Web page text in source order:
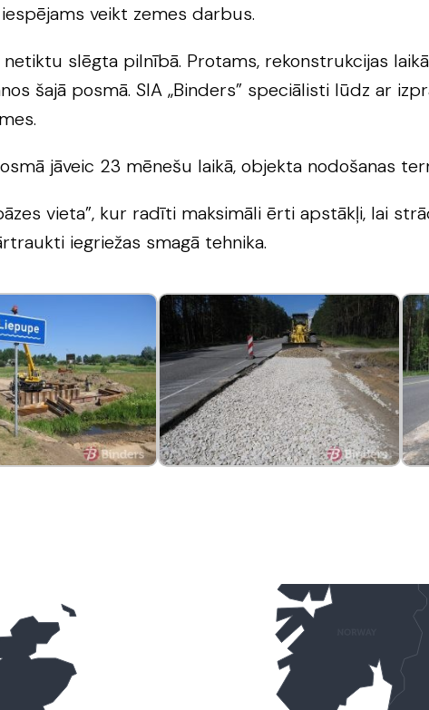
veikt zemes darbus.
slēgta pilnībā. Protams, rekonstrukcijas
šajā posmā. SIA „Binders” speciālisti lūdz ar
jāveic 23 mēnešu laikā, objekta nodošanas
vieta”, kur radīti maksimāli ērti apstākļi, lai
iegriežas smagā tehnika.